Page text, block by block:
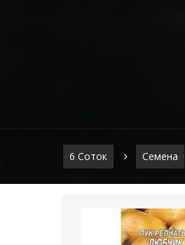
6 Соток Семена